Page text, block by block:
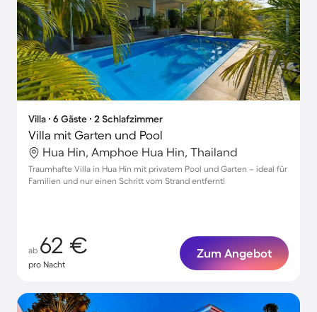
Villa ∙ 6 Gäste ∙ 2 Schlafzimmer
Villa mit Garten und Pool
Hua Hin, Amphoe Hua Hin, Thailand
Traumhafte Villa in Hua Hin mit privatem Pool und Garten – ideal für
Familien und nur einen Schritt vom Strand entfernt!
ab 62 €
pro Nacht
Zum Angebot